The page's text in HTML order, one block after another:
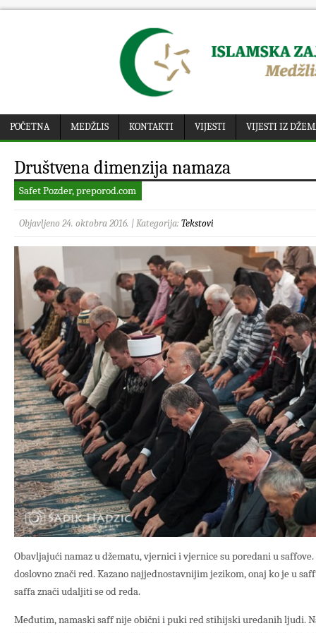
POČETNA MEDŽLIS KONTAKTI VIJESTI VIJESTI IZ
Društvena dimenzija namaza
Safet Pozder, preporod.com
Objavljeno 24. oktobra 2016. | Kategorija: Tekstovi
Obavljajući namaz u džematu, vjernici i vjernice su poredani u
doslovno znači red. Kazano najjednostavnijim jezikom, onaj ko je u
saffa znači udaljiti se od reda.
Međutim, namaski saff nije obični i puki red stihijski uredanih ljudi.